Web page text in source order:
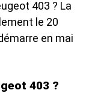
403 ? La
le 20
en mai
403 ?